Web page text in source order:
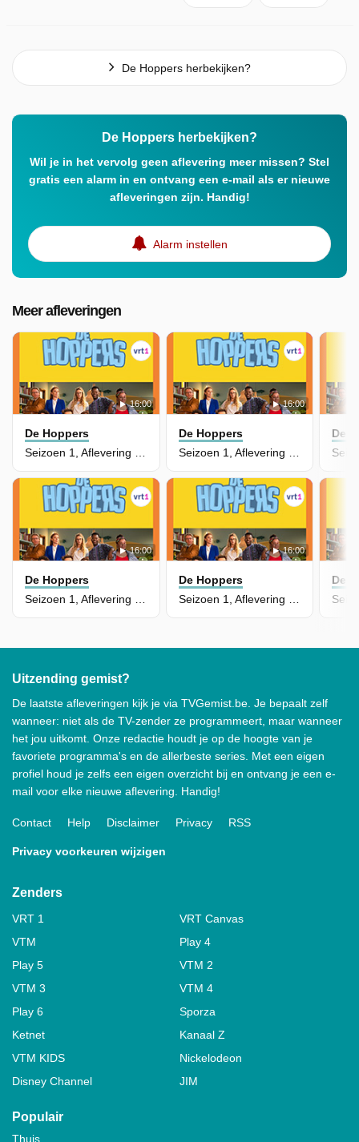
De Hoppers herbekijken?
De Hoppers herbekijken?
Wil je in het vervolg geen aflevering meer missen? Stel
gratis een alarm in en ontvang een e-mail als er nieuwe
afleveringen zijn. Handig!
Alarm instellen
Meer afleveringen
16:00
De Hoppers
Seizoen 1, Aflevering 10 - Dit Is Geen Planeet, Dit Is Een Ruimteschip
16:00
De Hoppers
Seizoen 1, Aflevering 9 - Luiheidsformule
16:00
De Hoppers
16:00
De Hoppers
De
De
Uitzending gemist?
De laatste afleveringen kijk je via TVGemist.be. Je bepaalt zelf
wanneer: niet als de TV-zender ze programmeert, maar wanneer
het jou uitkomt. Onze redactie houdt je op de hoogte van je
favoriete programma's en de allerbeste series. Met een eigen
profiel houd je zelfs een eigen overzicht bij en ontvang je een e-
mail voor elke nieuwe aflevering. Handig!
Contact Help Disclaimer Privacy RSS
Privacy voorkeuren wijzigen
Zenders
VRT 1
VRT Canvas
VTM
Play 4
Play 5
VTM 2
VTM 3
VTM 4
Play 6
Sporza
Ketnet
Kanaal Z
VTM KIDS
Nickelodeon
Disney Channel
JIM
Populair
Thuis